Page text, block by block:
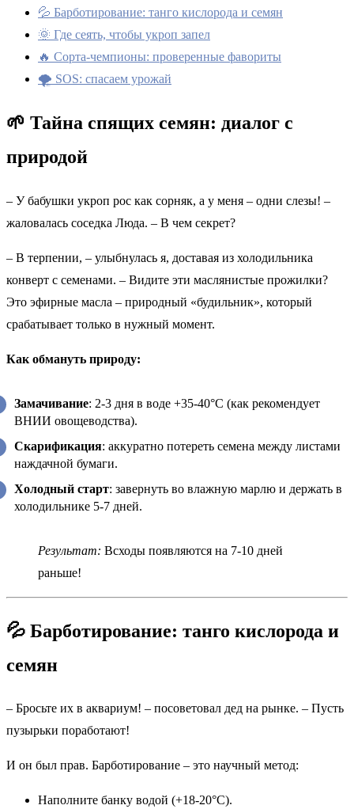
💦 Барботирование: танго кислорода и семян
🌞 Где сеять, чтобы укроп запел
🔥 Сорта-чемпионы: проверенные фавориты
🌪 SOS: спасаем урожай
🌱 Тайна спящих семян: диалог с
природой
– У бабушки укроп рос как сорняк, а у меня – одни слезы! –
жаловалась соседка Люда. – В чем секрет?
– В терпении, – улыбнулась я, доставая из холодильника
конверт с семенами. – Видите эти маслянистые прожилки?
Это эфирные масла – природный «будильник», который
срабатывает только в нужный момент.
Как обмануть природу:
Замачивание: 2-3 дня в воде +35-40°C (как рекомендует
ВНИИ овощеводства).
Скарификация: аккуратно потереть семена между листами
наждачной бумаги.
Холодный старт: завернуть во влажную марлю и держать в
холодильнике 5-7 дней.
Результат: Всходы появляются на 7-10 дней
раньше!
💦 Барботирование: танго кислорода и
семян
– Бросьте их в аквариум! – посоветовал дед на рынке. – Пусть
пузырьки поработают!
И он был прав. Барботирование – это научный метод:
Наполните банку водой (+18-20°C).